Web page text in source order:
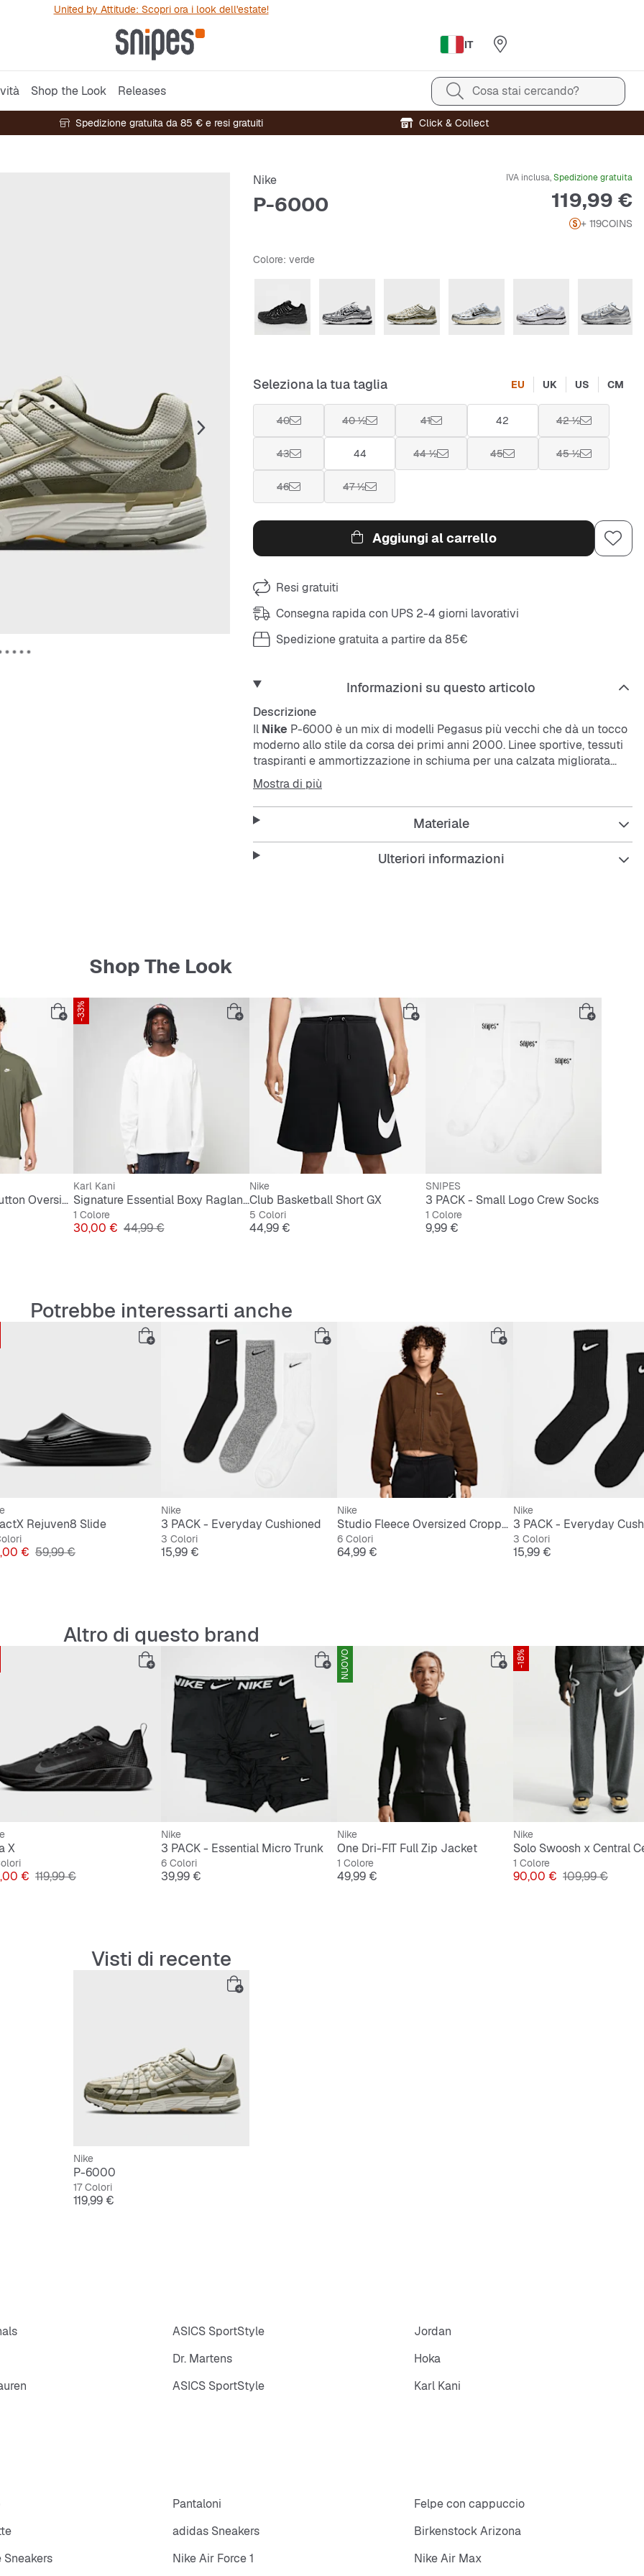
United by Attitude: Scopri ora i look dell'estate!
IT
Shop the Look Releases Cosa stai cercando?
Spedizione gratuita da 85 € e resi gratuiti Click & Collect
Nike
P-6000
IVA inclusa,Spedizione gratuita
Prezzo
119,99 €
+ 119COINS
Colore: verde
Seleziona la tua taglia EU UK US CM
40 40 ½ 41 42 42 ½
43 44 44 ½ 45 45 ½
46 47 ½
Aggiungi al carrello
Resi gratuiti
Consegna rapida con UPS 2-4 giorni lavorativi
Spedizione gratuita a partire da 85€
Informazioni su questo articolo
Descrizione
Il Nike P-6000 è un mix di modelli Pegasus più vecchi che dà un tocco
moderno allo stile da corsa dei primi anni 2000. Linee sportive, tessuti
traspiranti e ammortizzazione in schiuma per una calzata migliorata
creano la combinazione perfetta tra look accattivante e comfort.
Il design retrò si basa sulNikePegasus 25 e sulNikePegasus 2006.
Le sovrapposizioni in tessuto, pelle e sintetico offrono struttura e una
calzata comoda.
La suola intermedia in schiuma rialzata garantisce una migliore stabilità
Mostra di più
Materiale
Ulteriori informazioni
Shop The Look
Club Shortsleeve Button Oversize Shirt
-33%
Karl Kani
Signature Essential Boxy Raglan Longsleeve
1 Colore
Prezzo
30,00 € Prezzo originale
44,99 €
Nike
Club Basketball Short GX
5 Colori
Prezzo
44,99 €
SNIPES
3 PACK - Small Logo Crew Socks
1 Colore
Prezzo
9,99 €
Potrebbe interessarti anche
Rejuven8 Slide
€ Prezzo originale
59,99 €
Nike
3 PACK - Everyday Cushioned
3 Colori
Prezzo
15,99 €
Nike
Studio Fleece Oversized Cropped Full-Zip Hoodie
6 Colori
Prezzo
64,99 €
Nike
3 Colori
Prezzo
15,99 €
Altro di questo brand
X
€ Prezzo originale
119,99 €
Nike
3 PACK - Essential Micro Trunk
6 Colori
Prezzo
39,99 €
NUOVO
Nike
One Dri-FIT Full Zip Jacket
1 Colore
Prezzo
49,99 €
-18%
Nike
1 Colore
Prezzo
90,00 € Prezzo
109,99 €
Visti di recente
Nike
P-6000
17 Colori
Prezzo
119,99 €
ASICS SportStyle
Jordan
Dr. Martens
Hoka
ASICS SportStyle
Karl Kani
Pantaloni
Felpe con cappuccio
adidas Sneakers
Birkenstock Arizona
Nike Air Force 1 Nike Air Max